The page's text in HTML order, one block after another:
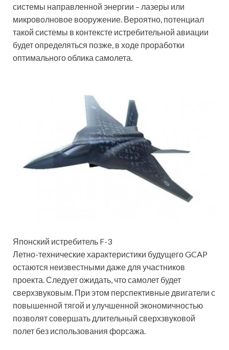
системы направленной энергии – лазеры или
микроволновое вооружение. Вероятно, потенциал
такой системы в контексте истребительной авиации
будет определяться позже, в ходе проработки
оптимального облика самолета.
Японский истребитель F-3
Летно-технические характеристики будущего GCAP
остаются неизвестными даже для участников
проекта. Следует ожидать, что самолет будет
сверхзвуковым. При этом перспективные двигатели с
повышенной тягой и улучшенной экономичностью
позволят совершать длительный сверхзвуковой
полет без использования форсажа.